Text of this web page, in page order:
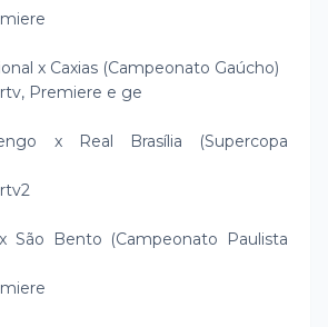
x Caxias (Campeonato Gaúcho)
Premiere e ge
x Real Brasília (Supercopa
São Bento (Campeonato Paulista